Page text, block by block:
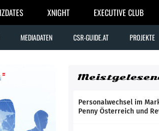
XNIGHT EXECUTIVE CLUB
MEDIADATEN CSR-GUIDE.AT PROJEKTE
Personalwechsel im
Penny Österreich und